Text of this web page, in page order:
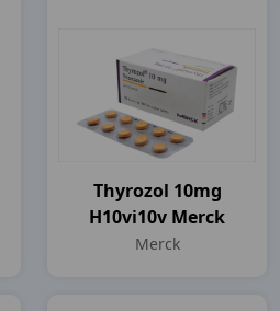
Thyrozol 10mg
H10vi10v Merck
Merck